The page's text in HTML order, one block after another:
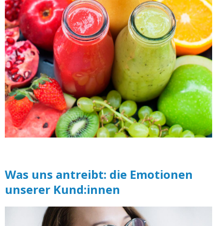
Was uns antreibt: die Emotionen
unserer Kund:innen